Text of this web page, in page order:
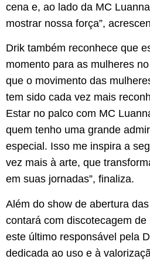
cena e, ao lado da MC
mostrar nossa força”,
Drik também reconhece que
momento para as mulheres
que o movimento das
tem sido cada vez mais
Estar no palco com MC
quem tenho uma grande
especial. Isso me inspira a
vez mais à arte, que
em suas jornadas”, finaliza.
Além do show de abertura
contará com discotecagem
este último responsável pela
dedicada ao uso e à